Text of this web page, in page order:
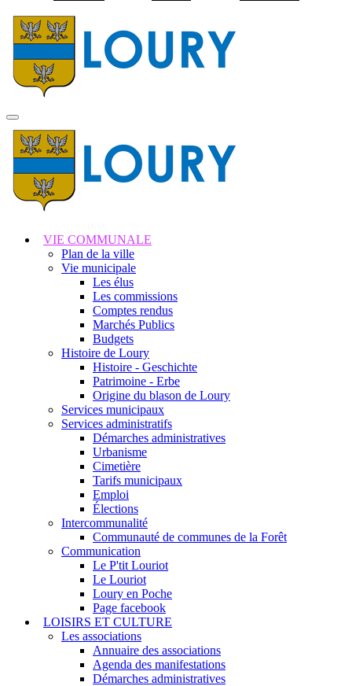
MENU
PRINCIPAL
VIE COMMUNALE
Plan de la ville
Vie municipale
Les élus
Les commissions
Comptes rendus
Marchés Publics
Budgets
Histoire de Loury
Histoire - Geschichte
Patrimoine - Erbe
Origine du blason de Loury
Services municipaux
Services administratifs
Démarches administratives
Urbanisme
Cimetière
Tarifs municipaux
Emploi
Élections
Intercommunalité
Communauté de communes de la Forêt
Communication
Le P'tit Louriot
Le Louriot
Loury en Poche
Page facebook
LOISIRS ET CULTURE
Les associations
Annuaire des associations
Agenda des manifestations
Démarches administratives